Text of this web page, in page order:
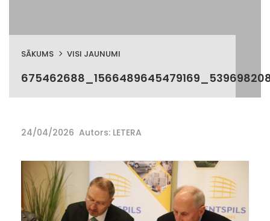
SĀKUMS VISI JAUNUMI
24/04/2026 Autors: LETERA